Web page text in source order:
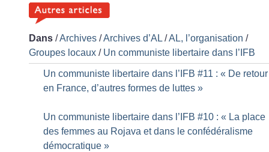
Dans /Archives /Archives d’AL /AL, l’organisation /
Groupes locaux / Un communiste libertaire dans l’IFB
Un communiste libertaire dans l’IFB #11 : « De retour
en France, d’autres formes de luttes »
Un communiste libertaire dans l’IFB #10 : « La place
des femmes au Rojava et dans le confédéralisme
démocratique »